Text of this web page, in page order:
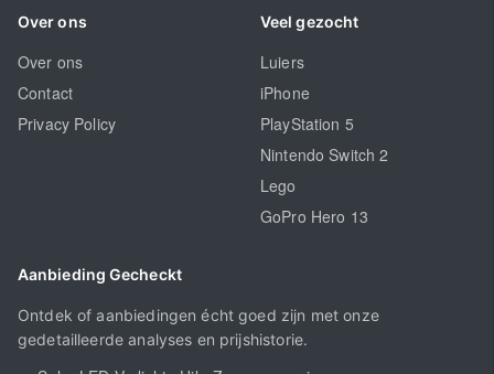
Over ons
Over ons
Contact
Privacy Policy
Veel gezocht
Luiers
iPhone
PlayStation 5
Nintendo Switch 2
Lego
GoPro Hero 13
Aanbieding Gecheckt
Ontdek of aanbiedingen écht goed zijn met onze
gedetailleerde analyses en prijshistorie.